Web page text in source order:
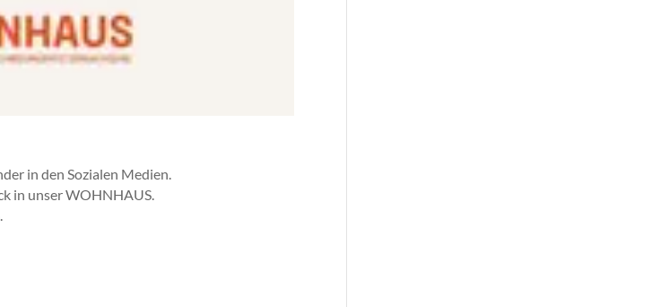
in den Sozialen Medien.
in unser WOHNHAUS.